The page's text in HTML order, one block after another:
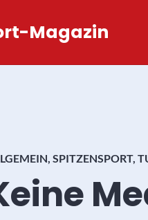
Magazin
SPITZENSPORT,